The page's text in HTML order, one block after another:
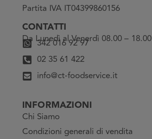
Partita IVA IT04399860156
CONTATTI
Da Lunedì al Venerdì 08.00 – 18.00
342 016 92 97
02 35 61 422
info@ct-foodservice.it
INFORMAZIONI
Chi Siamo
Condizioni generali di vendita